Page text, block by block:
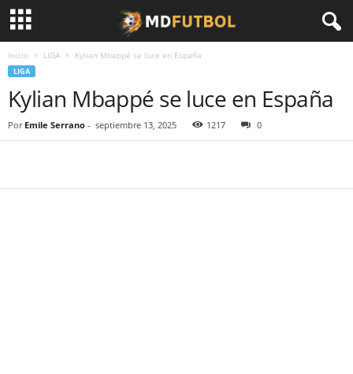
Inicio LIGA Kylian Mbappé se luce en España
LIGA
Kylian Mbappé se luce en España
Por Emile Serrano - septiembre 13, 2025 1217 0